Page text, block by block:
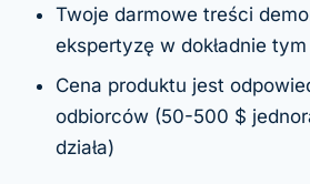
Twoje darmowe treści
ekspertyzę w dokładnie
Cena produktu jest
odbiorców (50-500 $
działa)